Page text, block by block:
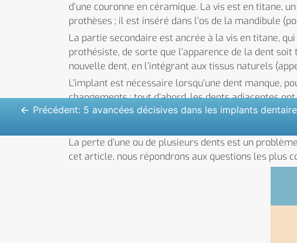
Précédent: 5 avancées décisives dans les implants
d’une couronne en céramique. La vis est en titane,
prothèses ; il est inséré dans l’os de la mandibule
La partie secondaire est ancrée à la vis en titane,
prothésiste, de sorte que l’apparence de la dent
nouvelle dent, en l’intégrant aux tissus naturels
L’implant est nécessaire lorsqu’une dent manque,
changements : tout d’abord, les dents adjacentes
mastication ; de plus, la gencive et l’os se retirent,
La perte d’une ou de plusieurs dents est un
cet article, nous répondrons aux questions les plus